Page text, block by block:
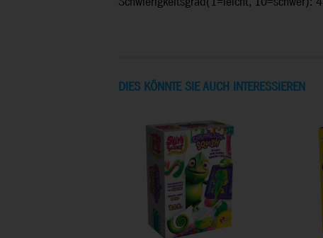
DIES KÖNNTE SIE AUCH INTERESSIEREN